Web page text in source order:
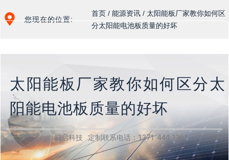
您现在的位置:
首页 /能源资讯 / 太阳能板厂家教你如何区
分太阳能电池板质量的好坏
太阳能板厂家教你如何区分太
阳能电池板质量的好坏
幻启科技 定制联系电话：1371 444 1361 （李经理）